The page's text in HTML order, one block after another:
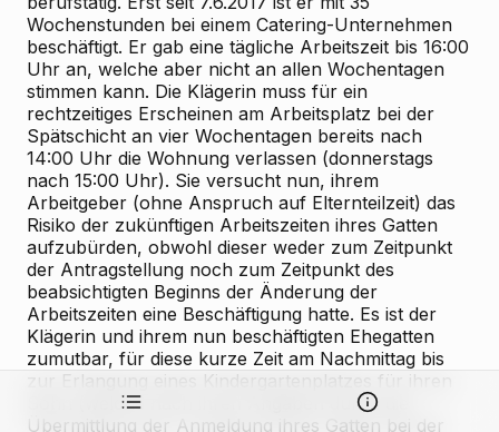
Wochenstunden bei einem Catering-Unternehmen
beschäftigt. Er gab eine tägliche Arbeitszeit bis 16:00
Uhr an, welche aber nicht an allen Wochentagen
stimmen kann. Die Klägerin muss für ein
rechtzeitiges Erscheinen am Arbeitsplatz bei der
Spätschicht an vier Wochentagen bereits nach
14:00 Uhr die Wohnung verlassen (donnerstags
nach 15:00 Uhr). Sie versucht nun, ihrem
Arbeitgeber (ohne Anspruch auf Elternteilzeit) das
Risiko der zukünftigen Arbeitszeiten ihres Gatten
aufzubürden, obwohl dieser weder zum Zeitpunkt
der Antragstellung noch zum Zeitpunkt des
beabsichtigten Beginns der Änderung der
Arbeitszeiten eine Beschäftigung hatte. Es ist der
Klägerin und ihrem nun beschäftigten Ehegatten
zumutbar, für diese kurze Zeit am Nachmittag bis
zur Erlangung eines Kindergartenplatzes für ihren
Sohn (welche nach ihren Angaben durch die
Übermittlung der Anmeldung ihres Gatten bei der